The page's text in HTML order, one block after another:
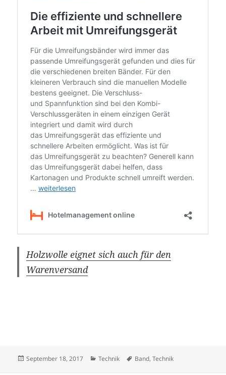
Holzwolle eignet sich auch für den
Warenversand
Veröffentlicht
September 18, 2017 Kategorien
Technik Schlagwörter
Band,Technik